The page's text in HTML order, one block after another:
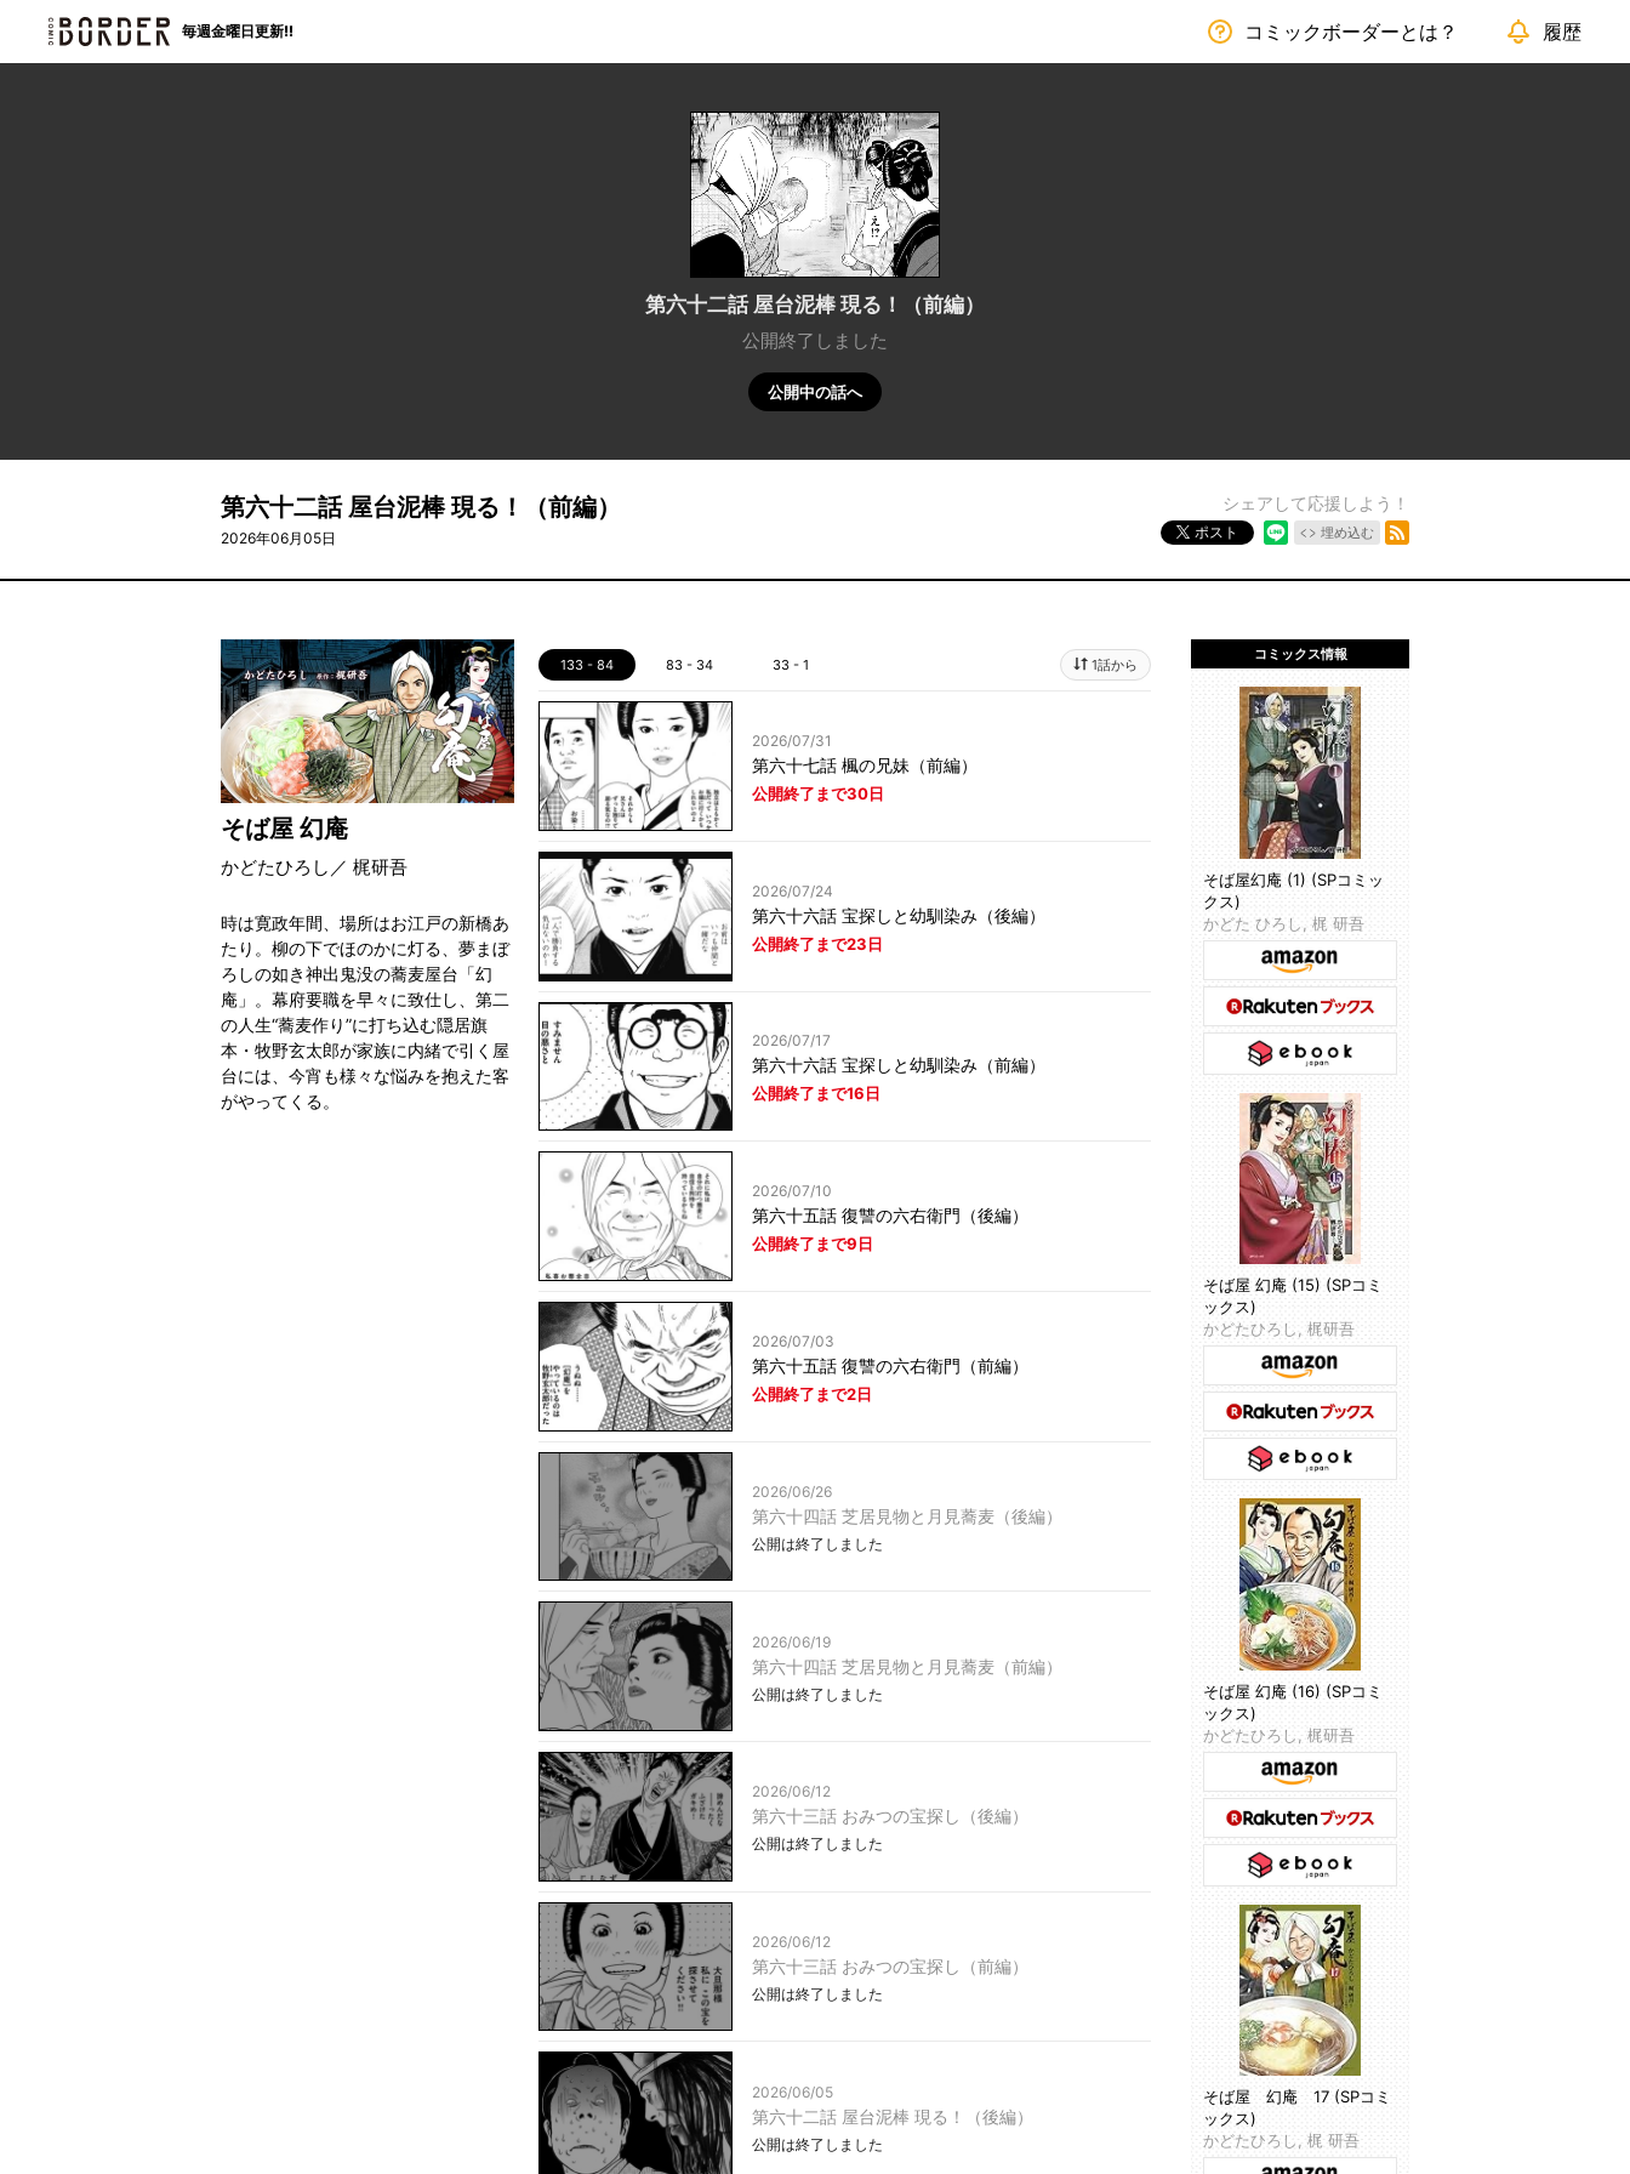
border 毎週金曜日更新!! コミックボーダーとは？ 履歴
第六十二話 屋台泥棒 現る！（前編）
公開終了しました
公開中の話へ
第六十二話 屋台泥棒 現る！（前編）
2026年06月05日
シェアして応援しよう！
ポスト 埋め込む
そば屋 幻庵
かどたひろし／ 梶研吾
時は寛政年間、場所はお江戸の新橋あ
たり。柳の下でほのかに灯る、夢まぼ
ろしの如き神出鬼没の蕎麦屋台「幻
庵」。幕府要職を早々に致仕し、第二
の人生“蕎麦作り”に打ち込む隠居旗
本・牧野玄太郎が家族に内緒で引く屋
台には、今宵も様々な悩みを抱えた客
がやってくる。
133 - 84 83 - 34 33 - 1 1話から
2026/07/31
第六十七話 楓の兄妹（前編）
公開終了まで30日
2026/07/24
第六十六話 宝探しと幼馴染み（後編）
公開終了まで23日
2026/07/17
第六十六話 宝探しと幼馴染み（前編）
公開終了まで16日
2026/07/10
第六十五話 復讐の六右衛門（後編）
公開終了まで9日
2026/07/03
第六十五話 復讐の六右衛門（前編）
公開終了まで2日
2026/06/26
第六十四話 芝居見物と月見蕎麦（後編）
公開は終了しました
2026/06/19
第六十四話 芝居見物と月見蕎麦（前編）
公開は終了しました
2026/06/12
第六十三話 おみつの宝探し（後編）
公開は終了しました
2026/06/12
第六十三話 おみつの宝探し（前編）
公開は終了しました
2026/06/05
第六十二話 屋台泥棒 現る！（後編）
公開は終了しました
コミックス情報
そば屋幻庵 (1) (SPコミッ
クス)
かどた ひろし, 梶 研吾
そば屋 幻庵 (15) (SPコミ
ックス)
かどたひろし, 梶研吾
そば屋 幻庵 (16) (SPコミ
ックス)
かどたひろし, 梶研吾
そば屋 幻庵 17 (SPコミ
ックス)
かどたひろし, 梶 研吾